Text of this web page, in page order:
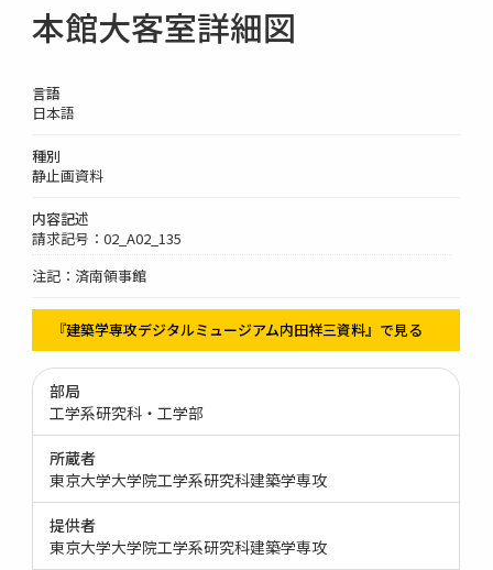
本館大客室詳細図
言語
日本語
種別
静止画資料
内容記述
請求記号：02_A02_135
注記：済南領事館
『建築学専攻デジタルミュージアム内田祥三資料』で見る
部局
工学系研究科・工学部
所蔵者
東京大学大学院工学系研究科建築学専攻
提供者
東京大学大学院工学系研究科建築学専攻